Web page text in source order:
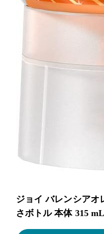
ジョイ バレンシアオ
さボトル 本体 315 mL